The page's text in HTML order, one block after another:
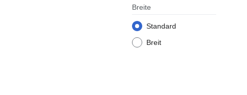
Breite
Standard
Breit